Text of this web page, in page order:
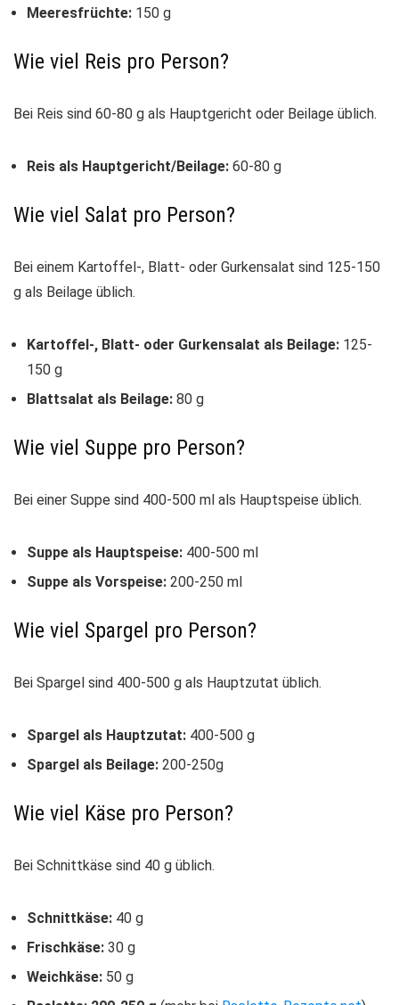
Meeresfrüchte: 150 g
Wie viel Reis pro Person?
Bei Reis sind 60-80 g als Hauptgericht oder Beilage üblich.
Reis als Hauptgericht/Beilage: 60-80 g
Wie viel Salat pro Person?
Bei einem Kartoffel-, Blatt- oder Gurkensalat sind 125-150
g als Beilage üblich.
Kartoffel-, Blatt- oder Gurkensalat als Beilage: 125-
150 g
Blattsalat als Beilage: 80 g
Wie viel Suppe pro Person?
Bei einer Suppe sind 400-500 ml als Hauptspeise üblich.
Suppe als Hauptspeise: 400-500 ml
Suppe als Vorspeise: 200-250 ml
Wie viel Spargel pro Person?
Bei Spargel sind 400-500 g als Hauptzutat üblich.
Spargel als Hauptzutat: 400-500 g
Spargel als Beilage: 200-250g
Wie viel Käse pro Person?
Bei Schnittkäse sind 40 g üblich.
Schnittkäse: 40 g
Frischkäse: 30 g
Weichkäse: 50 g